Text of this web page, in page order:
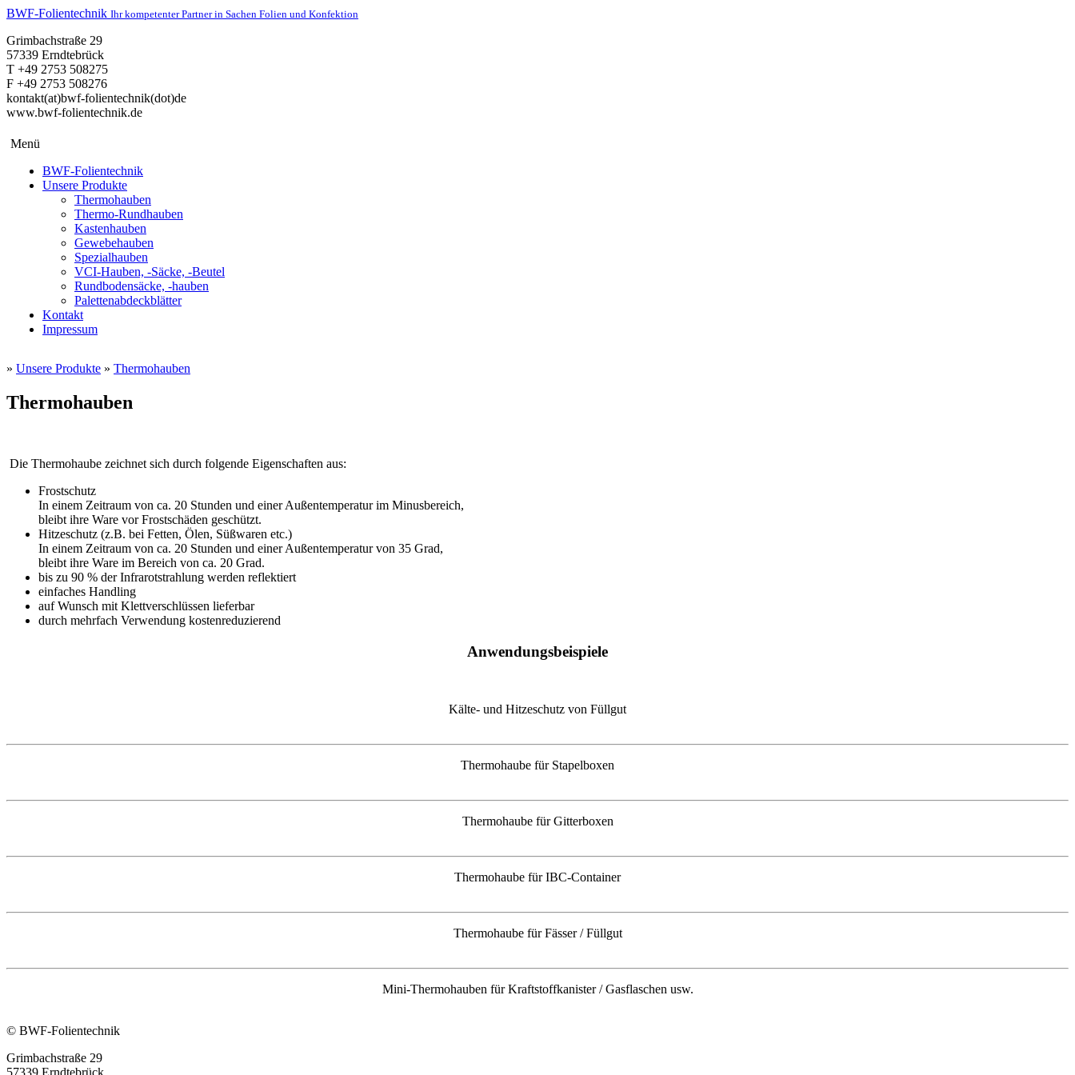
BWF-Folientechnik Ihr kompetenter Partner in Sachen Folien und Konfektion
Grimbachstraße 29
57339 Erndtebrück
T +49 2753 508275
F +49 2753 508276
kontakt(at)bwf-folientechnik(dot)de
www.bwf-folientechnik.de
Menü
BWF-Folientechnik
Unsere Produkte
Thermohauben
Thermo-Rundhauben
Kastenhauben
Gewebehauben
Spezialhauben
VCI-Hauben, -Säcke, -Beutel
Rundbodensäcke, -hauben
Palettenabdeckblätter
Kontakt
Impressum
» Unsere Produkte » Thermohauben
Thermohauben
Die Thermohaube zeichnet sich durch folgende Eigenschaften aus:
Frostschutz
In einem Zeitraum von ca. 20 Stunden und einer Außentemperatur im Minusbereich,
bleibt ihre Ware vor Frostschäden geschützt.
Hitzeschutz (z.B. bei Fetten, Ölen, Süßwaren etc.)
In einem Zeitraum von ca. 20 Stunden und einer Außentemperatur von 35 Grad,
bleibt ihre Ware im Bereich von ca. 20 Grad.
bis zu 90 % der Infrarotstrahlung werden reflektiert
einfaches Handling
auf Wunsch mit Klettverschlüssen lieferbar
durch mehrfach Verwendung kostenreduzierend
Anwendungsbeispiele
Kälte- und Hitzeschutz von Füllgut
Thermohaube für Stapelboxen
Thermohaube für Gitterboxen
Thermohaube für IBC-Container
Thermohaube für Fässer / Füllgut
Mini-Thermohauben für Kraftstoffkanister / Gasflaschen usw.
© BWF-Folientechnik
Grimbachstraße 29